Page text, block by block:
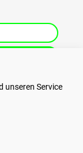
unseren Service